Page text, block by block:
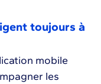
toujours à
mobile
les